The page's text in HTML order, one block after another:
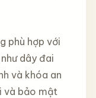
phù hợp với
dây đai
và khóa an
và bảo mật